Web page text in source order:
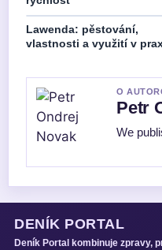
Lawenda: pěstování,
vlastnosti a využití v
O
Petr
We
DENÍK PORTAL
Deník Portal kombinuje zpravy,